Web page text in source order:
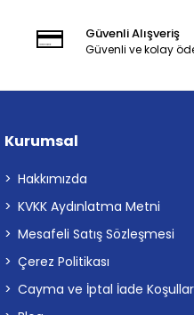
Güvenli Alışveriş
Güvenli ve kolay
Kurumsal
Hakkımızda
KVKK Aydınlatma Metni
Mesafeli Satış Sözleşmesi
Çerez Politikası
Cayma ve İptal İade